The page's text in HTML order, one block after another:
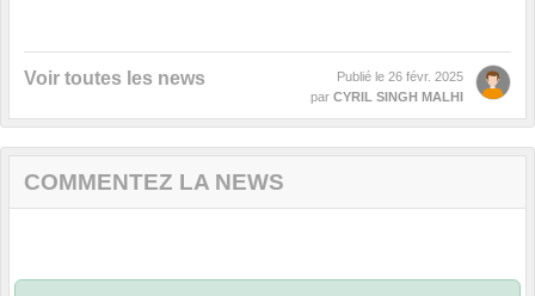
Voir toutes les news Publié le 26 févr. 2025
par CYRIL SINGH MALHI
COMMENTEZ LA NEWS